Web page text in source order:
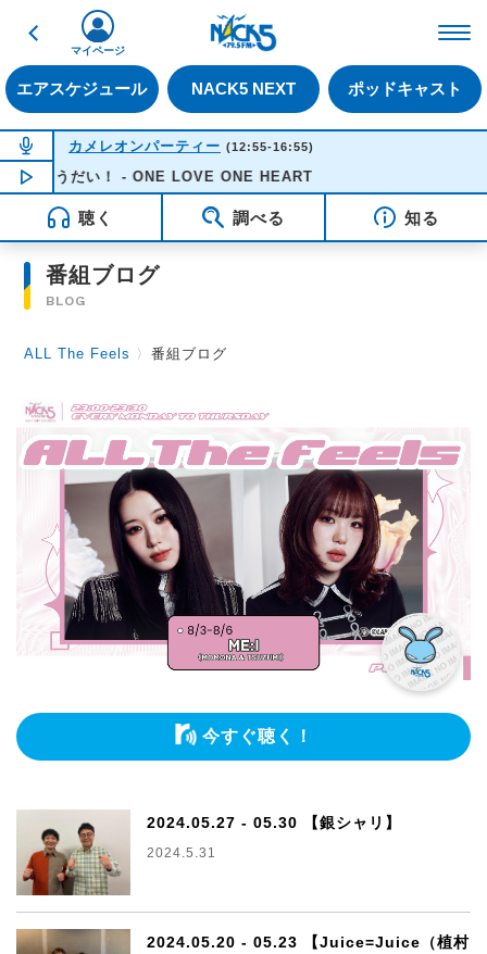
戻る
エアスケジュール NACK5 NEXT ポッドキャスト
マイページ
NOW ON AIR
カメレオンパーティー (12:55-16:55)
NOW PLAYING 14:30
ちょうだい！ - ONE LOVE ONE HEART
聴く 調べる 知る
番組ブログ
BLOG
ALL The Feels 〉番組ブログ
今すぐ聴く！
2024.05.27 - 05.30 【銀シャリ】
2024.5.31
2024.05.20 - 05.23 【Juice=Juice（植村